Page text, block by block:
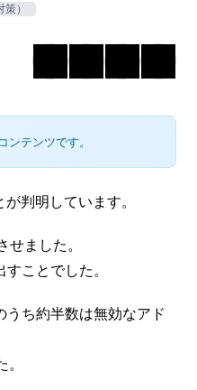
）
テンツです。
判明しています。
ました。
ことでした。
ち約半数は無効なアド